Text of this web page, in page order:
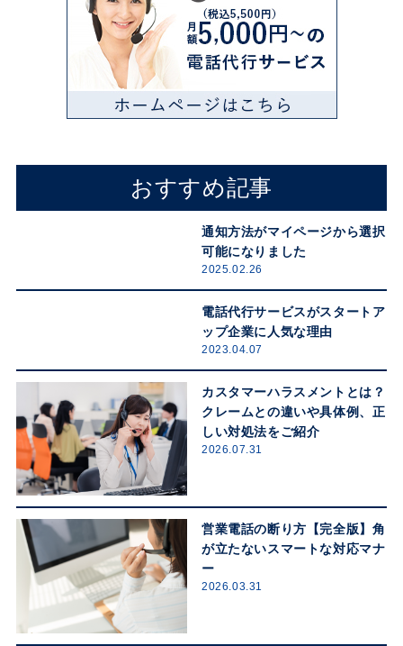
おすすめ記事
通知方法がマイページから選択
可能になりました
2025.02.26
電話代行サービスがスタートア
ップ企業に人気な理由
2023.04.07
カスタマーハラスメントとは？
クレームとの違いや具体例、正
しい対処法をご紹介
2026.07.31
営業電話の断り方【完全版】角
が立たないスマートな対応マナ
ー
2026.03.31